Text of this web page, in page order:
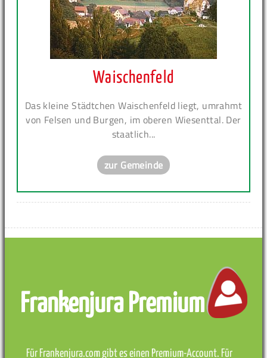
Waischenfeld
Das kleine Städtchen Waischenfeld liegt, umrahmt
von Felsen und Burgen, im oberen Wiesenttal. Der
staatlich...
zur Gemeinde
Frankenjura Premium
Für Frankenjura.com gibt es einen Premium-Account. Für